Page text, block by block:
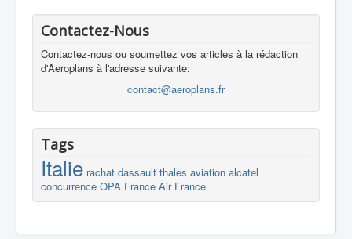
Contactez-Nous
Contactez-nous ou soumettez vos articles à la rédaction
d'Aeroplans à l'adresse suivante:
contact@aeroplans.fr
Tags
Italie rachat dassault thales aviation alcatel
concurrence OPA France Air France